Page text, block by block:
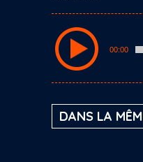
00:00
DANS LA